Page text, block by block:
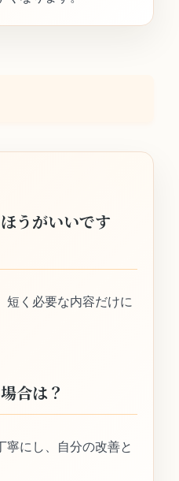
うがいいです
短く必要な内容だけに
合は？
寧にし、自分の改善と